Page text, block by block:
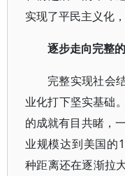
实现了平民主义化
逐步走向完整
完整实现社会
业化打下坚实基础
的成就有目共睹，
业规模达到美国的
种距离还在逐渐拉